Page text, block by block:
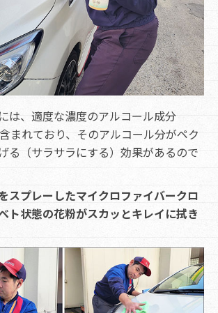
は、適度な濃度のアルコール成分
まれており、そのアルコール分がペク
る（サラサラにする）効果があるので
スプレーしたマイクロファイバークロ
ト状態の花粉がスカッとキレイに拭き